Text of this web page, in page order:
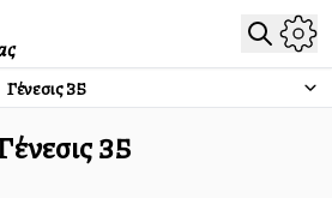
Γένεσις35
35